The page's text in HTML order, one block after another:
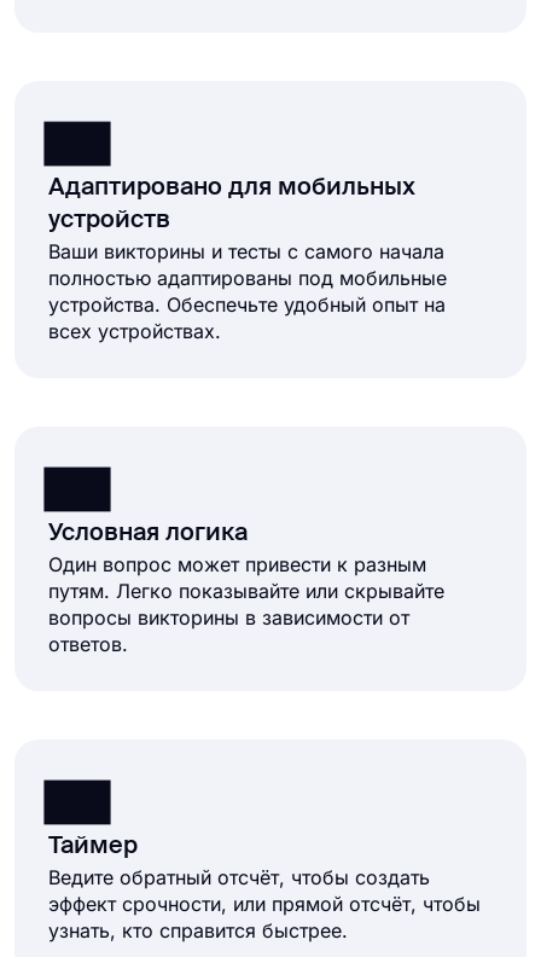
Адаптировано для мобильных
устройств
Ваши викторины и тесты с самого начала
полностью адаптированы под мобильные
устройства. Обеспечьте удобный опыт на
всех устройствах.
Условная логика
Один вопрос может привести к разным
путям. Легко показывайте или скрывайте
вопросы викторины в зависимости от
ответов.
Таймер
Ведите обратный отсчёт, чтобы создать
эффект срочности, или прямой отсчёт, чтобы
узнать, кто справится быстрее.